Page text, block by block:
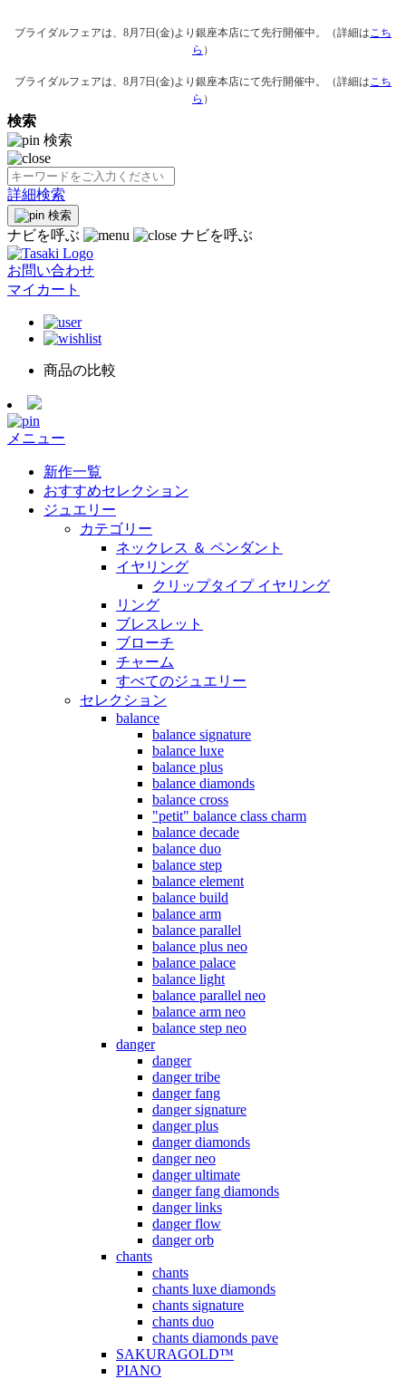
ブライダルフェアは、8月7日(金)より銀座本店にて先行開催中。（詳細はこち
ら ）
ブライダルフェアは、8月7日(金)より銀座本店にて先行開催中。（詳細はこち
ら ）
検索
検索
詳細検索
検索
ナビを呼ぶ ナビを呼ぶ
お問い合わせ
マイカート
商品の比較
メニュー
新作一覧
おすすめセレクション
ジュエリー
カテゴリー
ネックレス ＆ ペンダント
イヤリング
クリップタイプ イヤリング
リング
ブレスレット
ブローチ
チャーム
すべてのジュエリー
セレクション
balance
balance signature
balance luxe
balance plus
balance diamonds
balance cross
"petit" balance class charm
balance decade
balance duo
balance step
balance element
balance build
balance arm
balance parallel
balance plus neo
balance palace
balance light
balance parallel neo
balance arm neo
balance step neo
danger
danger
danger tribe
danger fang
danger signature
danger plus
danger diamonds
danger neo
danger ultimate
danger fang diamonds
danger links
danger flow
danger orb
chants
chants
chants luxe diamonds
chants signature
chants duo
chants diamonds pave
SAKURAGOLD™
PIANO